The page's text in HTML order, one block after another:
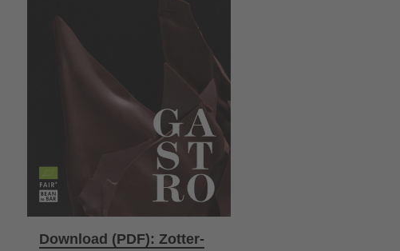
Download (PDF): Zotter-